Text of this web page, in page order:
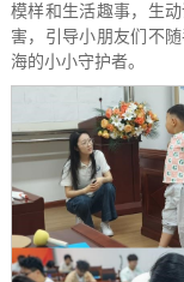
模样和生活趣事，生
害，引导小朋友们不
海的小小守护者。